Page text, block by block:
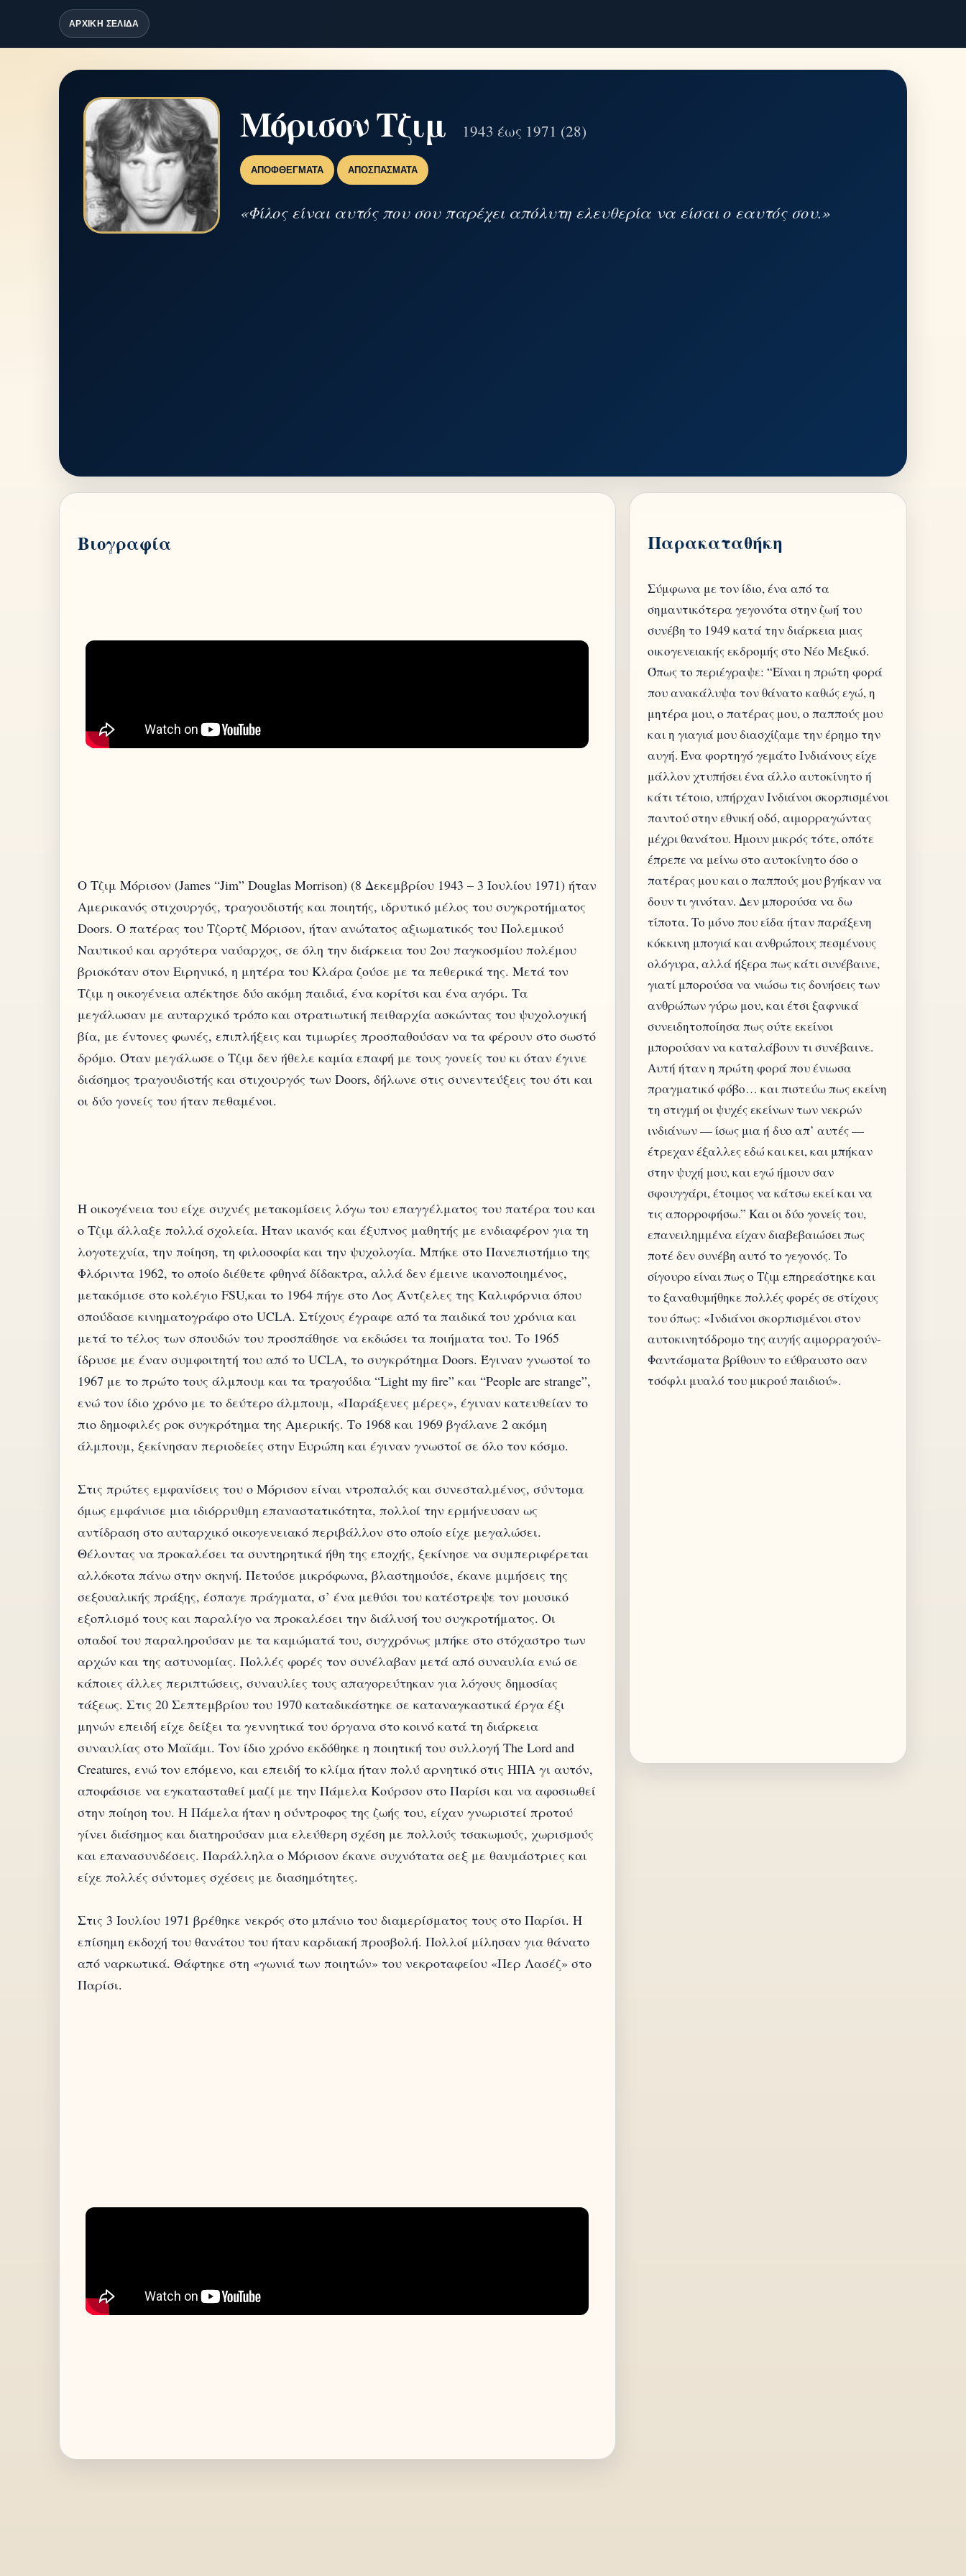
ΑΡΧΙΚΗ ΣΕΛΙΔΑ
Μόρισον Τζιμ 1943 έως 1971 (28)
ΑΠΟΦΘΈΓΜΑΤΑ ΑΠΟΣΠΆΣΜΑΤΑ
«Φίλος είναι αυτός που σου παρέχει απόλυτη ελευθερία να είσαι ο εαυτός σου.»
Βιογραφία
Ο Τζιμ Μόρισον (James “Jim” Douglas Morrison) (8 Δεκεμβρίου 1943 – 3 Ιουλίου 1971) ήταν
Αμερικανός στιχουργός, τραγουδιστής και ποιητής, ιδρυτικό μέλος του συγκροτήματος
Doors. Ο πατέρας του Τζορτζ Μόρισον, ήταν ανώτατος αξιωματικός του Πολεμικού
Ναυτικού και αργότερα ναύαρχος, σε όλη την διάρκεια του 2ου παγκοσμίου πολέμου
βρισκόταν στον Ειρηνικό, η μητέρα του Κλάρα ζούσε με τα πεθερικά της. Μετά τον
Τζιμ η οικογένεια απέκτησε δύο ακόμη παιδιά, ένα κορίτσι και ένα αγόρι. Τα
μεγάλωσαν με αυταρχικό τρόπο και στρατιωτική πειθαρχία ασκώντας του ψυχολογική
βία, με έντονες φωνές, επιπλήξεις και τιμωρίες προσπαθούσαν να τα φέρουν στο σωστό
δρόμο. Όταν μεγάλωσε ο Τζιμ δεν ήθελε καμία επαφή με τους γονείς του κι όταν έγινε
διάσημος τραγουδιστής και στιχουργός των Doors, δήλωνε στις συνεντεύξεις του ότι και
Η οικογένεια του είχε συχνές μετακομίσεις λόγω του επαγγέλματος του πατέρα του και
ο Τζιμ άλλαξε πολλά σχολεία. Ήταν ικανός και έξυπνος μαθητής με ενδιαφέρον για τη
λογοτεχνία, την ποίηση, τη φιλοσοφία και την ψυχολογία. Μπήκε στο Πανεπιστήμιο της
Φλόριντα 1962, το οποίο διέθετε φθηνά δίδακτρα, αλλά δεν έμεινε ικανοποιημένος,
μετακόμισε στο κολέγιο FSU,και το 1964 πήγε στο Λος Άντζελες της Καλιφόρνια όπου
σπούδασε κινηματογράφο στο UCLA. Στίχους έγραφε από τα παιδικά του χρόνια και
μετά το τέλος των σπουδών του προσπάθησε να εκδώσει τα ποιήματα του. Το 1965
ίδρυσε με έναν συμφοιτητή του από το UCLA, το συγκρότημα Doors. Έγιναν γνωστοί το
1967 με το πρώτο τους άλμπουμ και τα τραγούδια “Light my fire” και “People are strange”,
ενώ τον ίδιο χρόνο με το δεύτερο άλμπουμ, «Παράξενες μέρες», έγιναν κατευθείαν το
πιο δημοφιλές ροκ συγκρότημα της Αμερικής. Το 1968 και 1969 βγάλανε 2 ακόμη
άλμπουμ, ξεκίνησαν περιοδείες στην Ευρώπη και έγιναν γνωστοί σε όλο τον κόσμο.
Στις πρώτες εμφανίσεις του ο Μόρισον είναι ντροπαλός και συνεσταλμένος, σύντομα
όμως εμφάνισε μια ιδιόρρυθμη επαναστατικότητα, πολλοί την ερμήνευσαν ως
αντίδραση στο αυταρχικό οικογενειακό περιβάλλον στο οποίο είχε μεγαλώσει.
Θέλοντας να προκαλέσει τα συντηρητικά ήθη της εποχής, ξεκίνησε να συμπεριφέρεται
αλλόκοτα πάνω στην σκηνή. Πετούσε μικρόφωνα, βλαστημούσε, έκανε μιμήσεις της
σεξουαλικής πράξης, έσπαγε πράγματα, σ’ ένα μεθύσι του κατέστρεψε τον μουσικό
εξοπλισμό τους και παραλίγο να προκαλέσει την διάλυσή του συγκροτήματος. Οι
οπαδοί του παραληρούσαν με τα καμώματά του, συγχρόνως μπήκε στο στόχαστρο των
αρχών και της αστυνομίας. Πολλές φορές τον συνέλαβαν μετά από συναυλία ενώ σε
κάποιες άλλες περιπτώσεις, συναυλίες τους απαγορεύτηκαν για λόγους δημοσίας
τάξεως. Στις 20 Σεπτεμβρίου του 1970 καταδικάστηκε σε καταναγκαστικά έργα έξι
μηνών επειδή είχε δείξει τα γεννητικά του όργανα στο κοινό κατά τη διάρκεια
συναυλίας στο Μαϊάμι. Τον ίδιο χρόνο εκδόθηκε η ποιητική του συλλογή The Lord and
Creatures, ενώ τον επόμενο, και επειδή το κλίμα ήταν πολύ αρνητικό στις ΗΠΑ γι αυτόν,
αποφάσισε να εγκατασταθεί μαζί με την Πάμελα Κούρσον στο Παρίσι και να αφοσιωθεί
στην ποίηση του. Η Πάμελα ήταν η σύντροφος της ζωής του, είχαν γνωριστεί προτού
γίνει διάσημος και διατηρούσαν μια ελεύθερη σχέση με πολλούς τσακωμούς, χωρισμούς
και επανασυνδέσεις. Παράλληλα ο Μόρισον έκανε συχνότατα σεξ με θαυμάστριες και
είχε πολλές σύντομες σχέσεις με διασημότητες.
Στις 3 Ιουλίου 1971 βρέθηκε νεκρός στο μπάνιο του διαμερίσματος τους στο Παρίσι. Η
επίσημη εκδοχή του θανάτου του ήταν καρδιακή προσβολή. Πολλοί μίλησαν για θάνατο
από ναρκωτικά. Θάφτηκε στη «γωνιά των ποιητών» του νεκροταφείου «Περ Λασέζ» στο
Παρίσι.
Παρακαταθήκη
Σύμφωνα με τον ίδιο, ένα από τα
σημαντικότερα γεγονότα στην ζωή του
συνέβη το 1949 κατά την διάρκεια μιας
οικογενειακής εκδρομής στο Νέο Μεξικό.
Όπως το περιέγραψε: “Είναι η πρώτη φορά
που ανακάλυψα τον θάνατο καθώς εγώ, η
μητέρα μου, ο πατέρας μου, ο παππούς μου
και η γιαγιά μου διασχίζαμε την έρημο την
αυγή. Ένα φορτηγό γεμάτο Ινδιάνους είχε
μάλλον χτυπήσει ένα άλλο αυτοκίνητο ή
κάτι τέτοιο, υπήρχαν Ινδιάνοι σκορπισμένοι
παντού στην εθνική οδό, αιμορραγώντας
μέχρι θανάτου. Ήμουν μικρός τότε, οπότε
έπρεπε να μείνω στο αυτοκίνητο όσο ο
πατέρας μου και ο παππούς μου βγήκαν να
δουν τι γινόταν. Δεν μπορούσα να δω
τίποτα. Το μόνο που είδα ήταν παράξενη
κόκκινη μπογιά και ανθρώπους πεσμένους
ολόγυρα, αλλά ήξερα πως κάτι συνέβαινε,
γιατί μπορούσα να νιώσω τις δονήσεις των
ανθρώπων γύρω μου, και έτσι ξαφνικά
συνειδητοποίησα πως ούτε εκείνοι
μπορούσαν να καταλάβουν τι συνέβαινε.
Αυτή ήταν η πρώτη φορά που ένιωσα
πραγματικό φόβο… και πιστεύω πως εκείνη
τη στιγμή οι ψυχές εκείνων των νεκρών
ινδιάνων — ίσως μια ή δυο απ’ αυτές —
έτρεχαν έξαλλες εδώ και κει, και μπήκαν
στην ψυχή μου, και εγώ ήμουν σαν
σφουγγάρι, έτοιμος να κάτσω εκεί και να
τις απορροφήσω.” Και οι δύο γονείς του,
επανειλημμένα είχαν διαβεβαιώσει πως
ποτέ δεν συνέβη αυτό το γεγονός. Το
σίγουρο είναι πως ο Τζιμ επηρεάστηκε και
το ξαναθυμήθηκε πολλές φορές σε στίχους
του όπως: «Ινδιάνοι σκορπισμένοι στον
αυτοκινητόδρομο της αυγής αιμορραγούν-
Φαντάσματα βρίθουν το εύθραυστο σαν
τσόφλι μυαλό του μικρού παιδιού».